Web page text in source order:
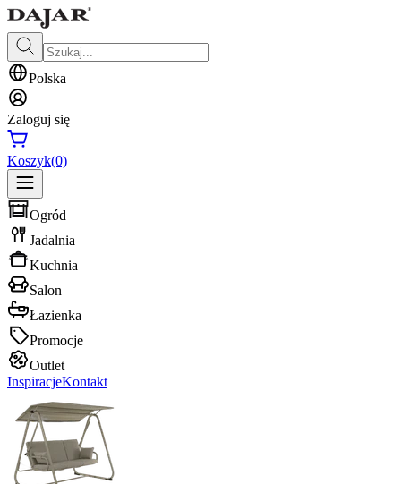
Polska
Zaloguj się
Koszyk(0)
Ogród
Jadalnia
Kuchnia
Salon
Łazienka
Promocje
Outlet
InspiracjeKontakt